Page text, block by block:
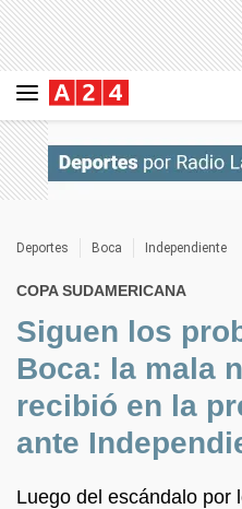
Deportes Boca Independiente
COPA SUDAMERICANA
Siguen los
Boca: la mala
recibió en la
ante
Luego del escándalo por